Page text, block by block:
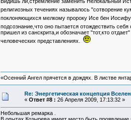
религиозных течениях называлось "сотворение
поклоняющихся мелкому пророку Исе бен
подсознание,что оно пытается отождествить
пришел из санскрита,и обозначает "тот,кто
человеческих представлениях.
«Осенний Ангел прячется в дождях. В листве
Re: Энергетическая концепция
« Ответ #8 : 26 Апреля 2009, 17:13:32 »
Небольшая ремарка .